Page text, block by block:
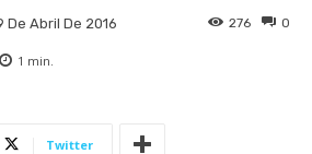
De Abril De 2016 0
276
1 min.
Twitter